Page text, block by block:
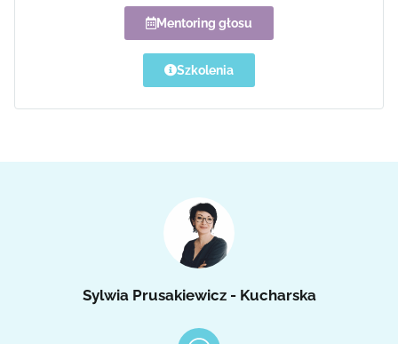
Mentoring głosu
Szkolenia
Sylwia Prusakiewicz - Kucharska